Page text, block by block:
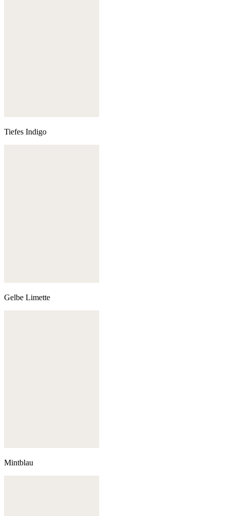
Tiefes Indigo
Gelbe Limette
Mintblau